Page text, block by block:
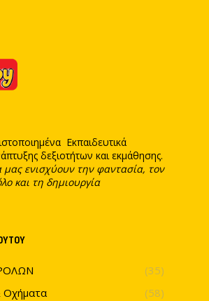
Εκπαιδευτικά
δεξιοτήτων και εκμάθησης.
μας ενισχύουν την φαντασία, τον
και τη δημιουργία
(35)
Οχήματα
(58)